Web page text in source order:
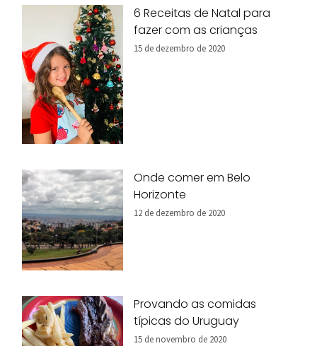
6 Receitas de Natal para
fazer com as crianças
15 de dezembro de 2020
Onde comer em Belo
Horizonte
12 de dezembro de 2020
Provando as comidas
típicas do Uruguay
15 de novembro de 2020